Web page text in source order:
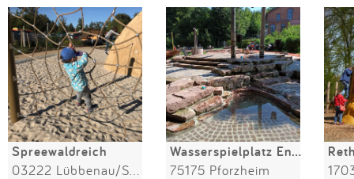
Spreewaldreich Wasserspielplatz Enzauenpark
75175 Pforzheim